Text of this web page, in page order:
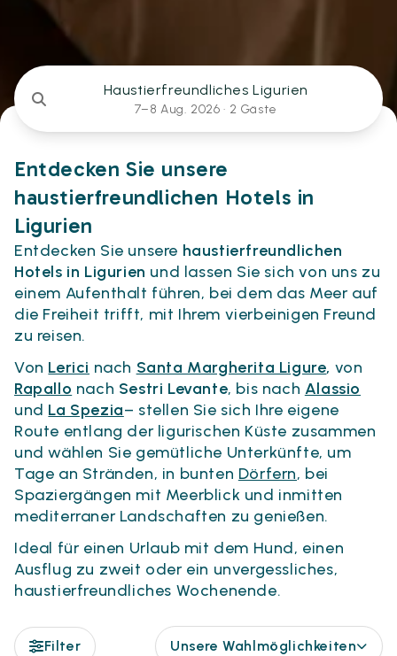
Haustierfreundliches Ligurien
7–8 Aug. 2026 · 2 Gäste
Entdecken Sie unsere
haustierfreundlichen Hotels in
Ligurien
Entdecken Sie unsere haustierfreundlichen
Hotels in Ligurien und lassen Sie sich von uns zu
einem Aufenthalt führen, bei dem das Meer auf
die Freiheit trifft, mit Ihrem vierbeinigen Freund
zu reisen.
Von Lerici nach Santa Margherita Ligure, von
Rapallo nach Sestri Levante, bis nach Alassio
und La Spezia– stellen Sie sich Ihre eigene
Route entlang der ligurischen Küste zusammen
und wählen Sie gemütliche Unterkünfte, um
Tage an Stränden, in bunten Dörfern, bei
Spaziergängen mit Meerblick und inmitten
mediterraner Landschaften zu genießen.
Ideal für einen Urlaub mit dem Hund, einen
Ausflug zu zweit oder ein unvergessliches,
haustierfreundliches Wochenende.
Filter Unsere Wahlmöglichkeiten